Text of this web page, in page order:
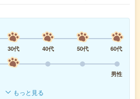
30代 40代 50代
60代
男性
もっと見る